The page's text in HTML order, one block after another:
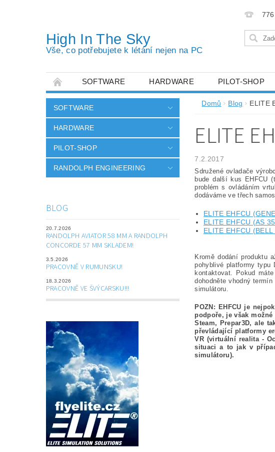
High In The Sky
Vše, co potřebujete k létání nejen na PC
SOFTWARE HARDWARE PILOT-SHOP
OBCHODNÍ PODMÍNKY PODMÍNKY OCHRANY
SOFTWARE
HARDWARE
PILOT-SHOP
RANDOLPH ENGINEERING
BLOG
20.7.2026
RANDOLPH AVIATOR 58 MM A RANDOLPH
CONCORDE 57 MM SKLADEM!
3.5.2026
PRACOVNĚ V RUMUNSKU!
18.3.2026
PRACOVNĚ VE ŠVÝCARSKU!!!
Domů Blog ELITE
ELITE
7.2.2017
Sdružené ovladače
bude další kus EHFCU
problém s ovládáním
dodáváme ve třech
ELITE EHFCU
ELITE EHFCU (AS
ELITE EHFCU
Kromě dodání produktu
pohyblivé platformy typu
kontaktovat. Pokud
dohodněte vhodný
simulátoru.
POZN: EHFCU je
podpoře, je však
Steam, Prepar3D, ale
převládající platformy
VR (virtuální realita -
situaci a to jak v
simulátoru).